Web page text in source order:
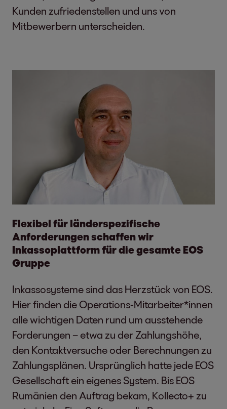
Kunden zufriedenstellen und uns von
Mitbewerbern unterscheiden.
Flexibel für länderspezifische
Anforderungen schaffen wir
Inkassoplattform für die gesamte EOS
Gruppe
Inkassosysteme sind das Herzstück von EOS.
Hier finden die Operations-Mitarbeiter*innen
alle wichtigen Daten rund um ausstehende
Forderungen – etwa zu der Zahlungshöhe,
den Kontaktversuche oder Berechnungen zu
Zahlungsplänen. Ursprünglich hatte jede EOS
Gesellschaft ein eigenes System. Bis EOS
Rumänien den Auftrag bekam, Kollecto+ zu